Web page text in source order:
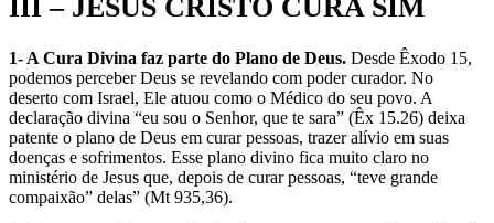
III – JESUS CRISTO CURA SIM
1- A Cura Divina faz parte do Plano de Deus. Desde Êxodo 15,
podemos perceber Deus se revelando com poder curador. No
deserto com Israel, Ele atuou como o Médico do seu povo. A
declaração divina “eu sou o Senhor, que te sara” (Êx 15.26) deixa
patente o plano de Deus em curar pessoas, trazer alívio em suas
doenças e sofrimentos. Esse plano divino fica muito claro no
ministério de Jesus que, depois de curar pessoas, “teve grande
compaixão” delas” (Mt 935,36).